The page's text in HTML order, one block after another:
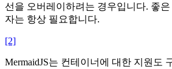
선을 오버레이하려는 경우입니다. 좋
자는 항상 필요합니다.
[2]
MermaidJS는 컨테이너에 대한 지원도